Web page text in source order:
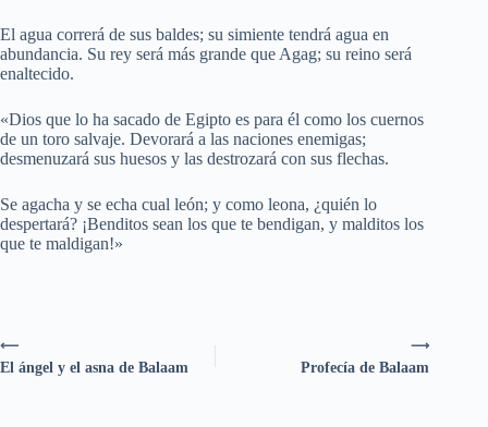
El agua correrá de sus baldes; su simiente tendrá agua en
abundancia. Su rey será más grande que Agag; su reino será
enaltecido.
«Dios que lo ha sacado de Egipto es para él como los cuernos
de un toro salvaje. Devorará a las naciones enemigas;
desmenuzará sus huesos y las destrozará con sus flechas.
Se agacha y se echa cual león; y como leona, ¿quién lo
despertará? ¡Benditos sean los que te bendigan, y malditos los
que te maldigan!»
⟶
Profecía de Balaam
⟵
El ángel y el asna de Balaam